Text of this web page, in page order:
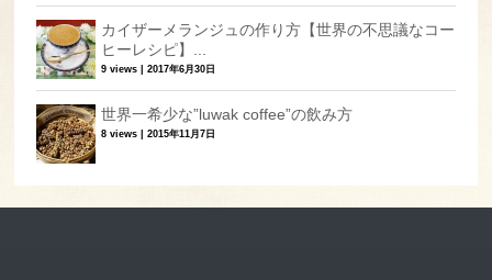
カイザーメランジュの作り方【世界の不思議なコー
ヒーレシピ】...
9 views |2017年6月30日
世界一希少な”luwak coffee”の飲み方
8 views |2015年11月7日